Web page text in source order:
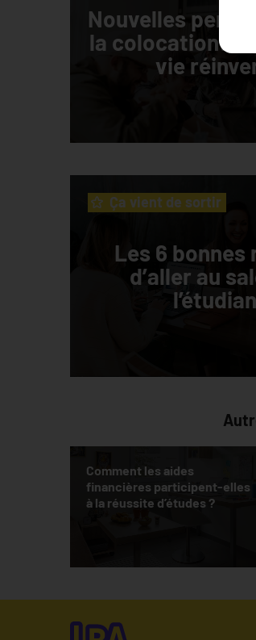
Nouvelles
la colocation: Un
vie
Ça vient de sortir
Les 6 bonnes
d’aller au
Comment les aides
financières participent-elles
à la réussite d’études ?